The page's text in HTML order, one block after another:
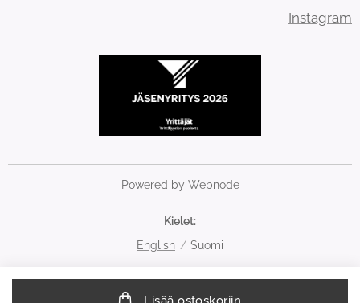
Instagram
Powered by Webnode
Kielet
English
Suomi